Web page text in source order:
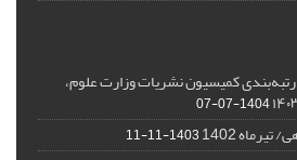
کمیسیون نشریات وزارت علوم،
1404-07-07
1402
1403-11-11